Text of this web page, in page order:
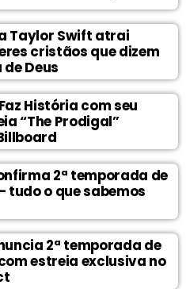
Taylor Swift atrai
cristãos que dizem
Deus
História com seu
“The Prodigal”
2ª temporada de
tudo o que sabemos
2ª temporada de
estreia exclusiva no